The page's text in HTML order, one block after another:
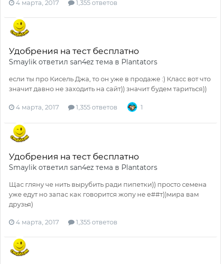
4 марта, 2017 1,355 ответов
Удобрения на тест бесплатно
Smaylik ответил san4ez тема в Plantators
если ты про Кисель Джа, то он уже в продаже :) Класс вот что
значит давно не заходить на сайт)) значит будем тариться))
4 марта, 2017 1,355 ответов 1
Удобрения на тест бесплатно
Smaylik ответил san4ez тема в Plantators
Щас гляну че нить вырубить ради пипетки)) просто семена
уже едут но запас как говорится жопу не е##т))мира вам
друзья)
4 марта, 2017 1,355 ответов